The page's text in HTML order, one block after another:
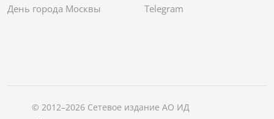
День города Москвы
Telegram
© 2012–2026 Сетевое издание АО ИД